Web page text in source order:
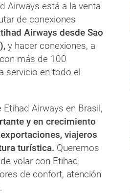
Airways está a la venta
de conexiones
Airways desde Sao
y hacer conexiones, a
más de 100
servicio en todo el
Airways en Brasil,
y en crecimiento
viajeros
turística. Queremos
volar con Etihad
de confort, atención